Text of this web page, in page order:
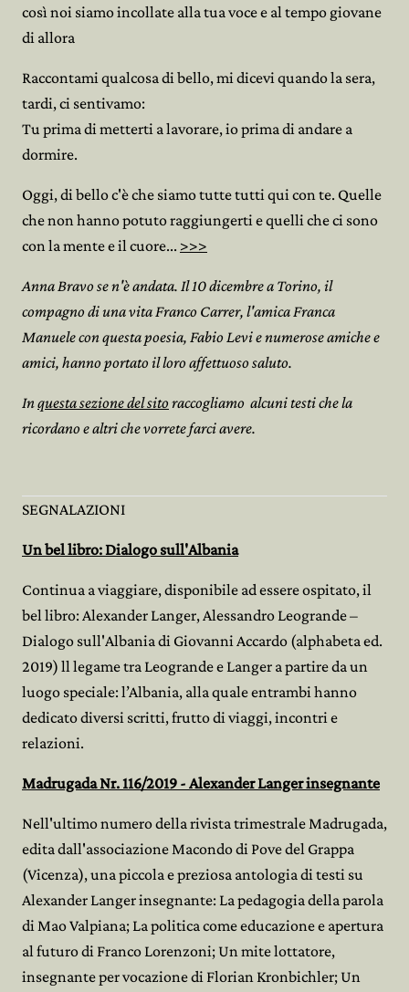
così noi siamo incollate alla tua voce e al tempo giovane
di allora
Raccontami qualcosa di bello, mi dicevi quando la sera,
tardi, ci sentivamo:
Tu prima di metterti a lavorare, io prima di andare a
dormire.
Oggi, di bello c'è che siamo tutte tutti qui con te. Quelle
che non hanno potuto raggiungerti e quelli che ci sono
con la mente e il cuore... >>>
Anna Bravo se n'è andata. Il 10 dicembre a Torino, il
compagno di una vita Franco Carrer, l'amica Franca
Manuele con questa poesia, Fabio Levi e numerose amiche e
amici, hanno portato il loro affettuoso saluto.
Inquesta sezione del sito raccogliamo alcuni testi che la
ricordano e altri che vorrete farci avere.
SEGNALAZIONI
Un bel libro: Dialogo sull'Albania
Continua a viaggiare, disponibile ad essere ospitato, il
bel libro: Alexander Langer, Alessandro Leogrande –
Dialogo sull'Albania di Giovanni Accardo (alphabeta ed.
2019) ll legame tra Leogrande e Langer a partire da un
luogo speciale: l’Albania, alla quale entrambi hanno
dedicato diversi scritti, frutto di viaggi, incontri e
relazioni.
Madrugada Nr. 116/2019 - Alexander Langer insegnante
Nell'ultimo numero della rivista trimestrale Madrugada,
edita dall'associazione Macondo di Pove del Grappa
(Vicenza), una piccola e preziosa antologia di testi su
Alexander Langer insegnante: La pedagogia della parola
di Mao Valpiana; La politica come educazione e apertura
al futuro di Franco Lorenzoni; Un mite lottatore,
insegnante per vocazione di Florian Kronbichler; Un